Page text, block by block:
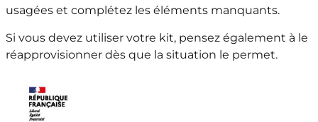
usagées et complétez les éléments manquants.
Si vous devez utiliser votre kit, pensez également à le
réapprovisionner dès que la situation le permet.